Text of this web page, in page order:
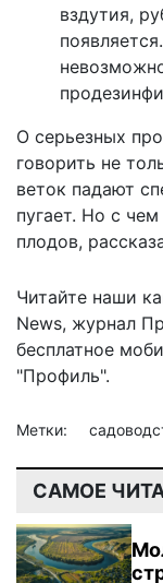
вздутия,
О серьезных
говорить не
веток падают
пугает. Но с чем
плодов,
Читайте наши
News, журнал
бесплатное
"Профиль".
Метки:
САМОЕ